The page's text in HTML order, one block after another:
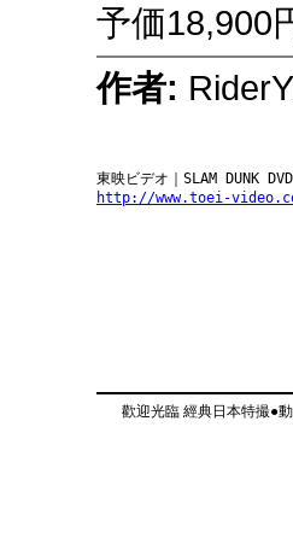
予価18,900
作者:
東映ビデオ｜SLAM DUNK
http://www.toei-
歡迎光臨 經典日本特撮●